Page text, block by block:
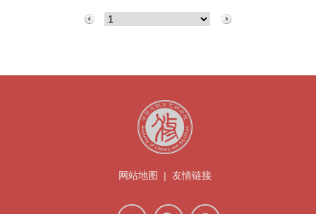
网站地图 | 友情链接